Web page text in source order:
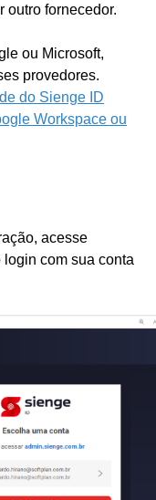
outro fornecedor.
ou Microsoft,
provedores.
do Sienge ID
Workspace ou
acesse
com sua conta